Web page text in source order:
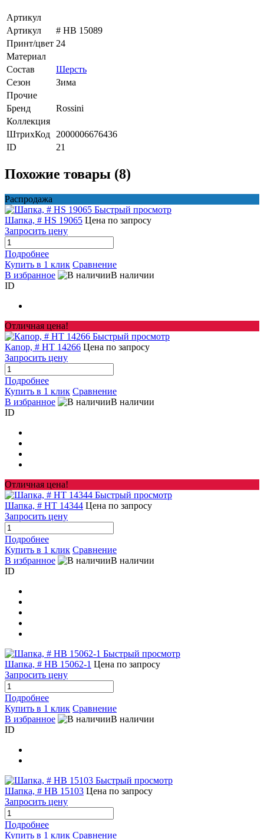
Артикул
Артикул
# HB 15089
Принт/цвет 24
Материал
Состав
Шерсть
Сезон
Зима
Прочие
Бренд
Rossini
Коллекция
ШтрихКод 2000006676436
ID
21
Похожие товары (8)
Распродажа
Быстрый просмотр
Шапка, # HS 19065 Цена по запросу
Запросить цену
Подробнее
Купить в 1 клик Сравнение
В избранное
В наличии
ID
Отличная цена!
Быстрый просмотр
Капор, # HT 14266 Цена по запросу
Запросить цену
Подробнее
Купить в 1 клик Сравнение
В избранное
В наличии
ID
Отличная цена!
Быстрый просмотр
Шапка, # HT 14344 Цена по запросу
Запросить цену
Подробнее
Купить в 1 клик Сравнение
В избранное
В наличии
ID
Быстрый просмотр
Шапка, # HB 15062-1 Цена по запросу
Запросить цену
Подробнее
Купить в 1 клик Сравнение
В избранное
В наличии
ID
Быстрый просмотр
Шапка, # HB 15103 Цена по запросу
Запросить цену
Подробнее
Купить в 1 клик Сравнение